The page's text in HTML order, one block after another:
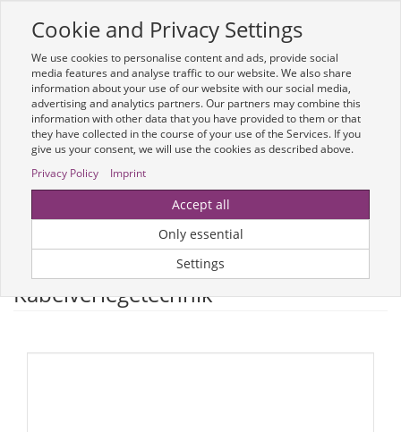
Zur mobilen Kompaktversion (Login erforderlich)
Toggle
navigation
Um weitere Artikelinformationen zu erhalten, melden Sie sich bitte am
System an.Zur Anmeldung
Kabelverlegetechnik
Cookie and Privacy Settings
We use cookies to personalise content and ads, provide social
media features and analyse traffic to our website. We also share
information about your use of our website with our social media,
advertising and analytics partners. Our partners may combine this
information with other data that you have provided to them or that
they have collected in the course of your use of the Services. If you
give us your consent, we will use the cookies as described above.
Privacy Policy
Imprint
Accept all
Only essential
Settings